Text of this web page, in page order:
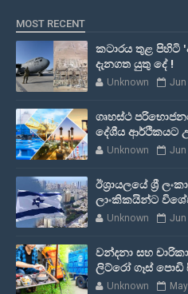
MOST RECENT
කටාරය තුළ පිහිටි
දැනගත යුතු දේ !
Unknown Jun
ගෘහස්ථ
දේශීය ආර්ථිකයට
Unknown Jun
ඊශ්‍රායලයේ ශ්‍රී
ලාංකිකයින්ට
Unknown Jun
වන්දනා සහ
ලිට්රෝ ගෑස් පොඩි
Unknown